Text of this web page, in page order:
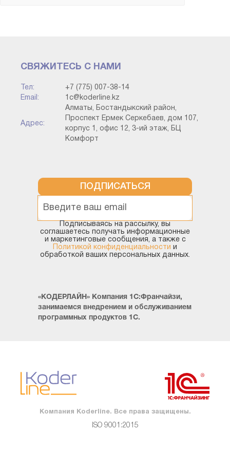
инструментальный пакет
Методология
Прочие конфигурации
Разработка на платформе (без
привязки к типовой)
Технология работы
СВЯЖИТЕСЬ С НАМИ
Тел:
+7 (775) 007-38-14
Email:
1c@koderline.kz
Адрес:
Алматы, Бостандыкский район,
Проспект Ермек Серкебаев, дом 107,
корпус 1, офис 12, 3-ий этаж, БЦ
Комфорт
ПОДПИСАТЬСЯ
Подписываясь на рассылку, вы
соглашаетесь получать информационные
и маркетинговые сообщения, а также с
Политикой конфиденциальности и
обработкой ваших персональных данных.
«КОДЕРЛАЙН» Компания 1С:Франчайзи,
занимаемся внедрением и обслуживанием
программных продуктов 1С.
Компания Koderline. Все права защищены.
ISO 9001:2015